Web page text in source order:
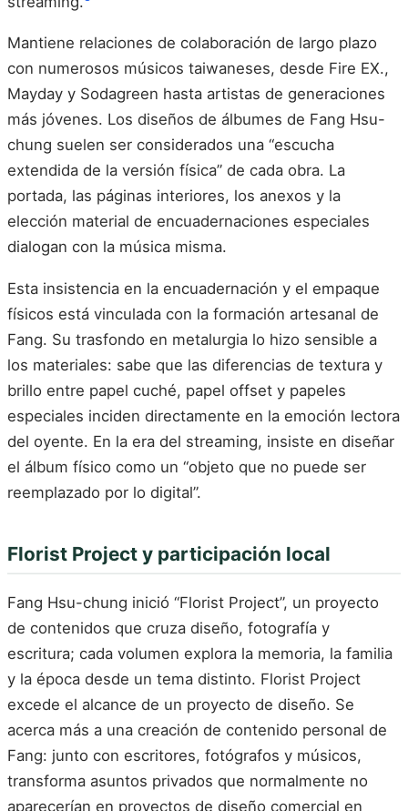
Mantiene relaciones de colaboración de largo plazo
con numerosos músicos taiwaneses, desde Fire EX.,
Mayday y Sodagreen hasta artistas de generaciones
más jóvenes. Los diseños de álbumes de Fang Hsu-
chung suelen ser considerados una “escucha
extendida de la versión física” de cada obra. La
portada, las páginas interiores, los anexos y la
elección material de encuadernaciones especiales
dialogan con la música misma.
Esta insistencia en la encuadernación y el empaque
físicos está vinculada con la formación artesanal de
Fang. Su trasfondo en metalurgia lo hizo sensible a
los materiales: sabe que las diferencias de textura y
brillo entre papel cuché, papel offset y papeles
especiales inciden directamente en la emoción lectora
del oyente. En la era del streaming, insiste en diseñar
el álbum físico como un “objeto que no puede ser
reemplazado por lo digital”.
Florist Project y participación local
Fang Hsu-chung inició “Florist Project”, un proyecto
de contenidos que cruza diseño, fotografía y
escritura; cada volumen explora la memoria, la familia
y la época desde un tema distinto. Florist Project
excede el alcance de un proyecto de diseño. Se
acerca más a una creación de contenido personal de
Fang: junto con escritores, fotógrafos y músicos,
transforma asuntos privados que normalmente no
aparecerían en proyectos de diseño comercial en